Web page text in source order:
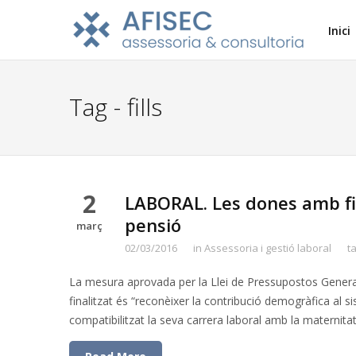
Inici
Tag - fills
2
març
LABORAL. Les dones
pensió
02/03/2016 in Assessoria i gestió laboral
La mesura aprovada per la Llei de Pressupostos
finalitzat és “reconèixer la contribució demogràfica al
compatibilitzat la seva carrera laboral amb la